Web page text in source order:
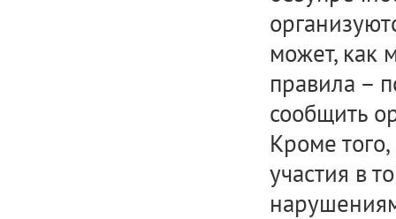
может, как
правила –
сообщить
Кроме
участия в